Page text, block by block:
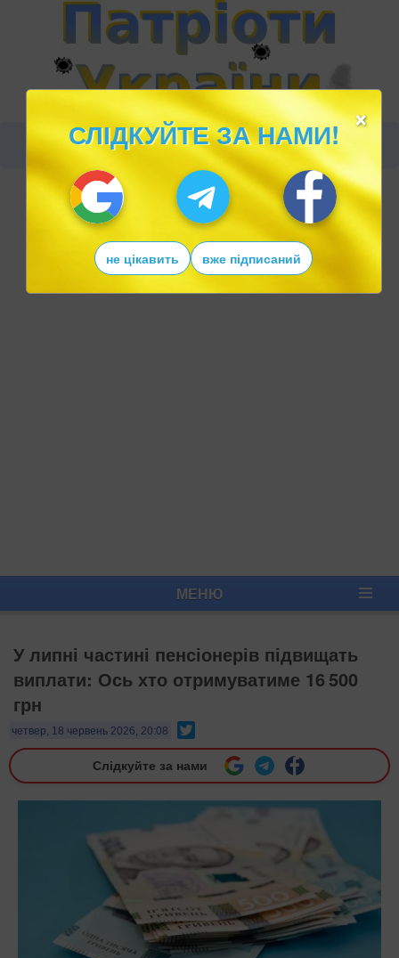
МЕНЮ
У липні частині пенсіонерів підвищать
виплати: Ось хто отримуватиме 16 500
грн
четвер, 18 червень 2026, 20:08
Слідкуйте за нами
×
СЛІДКУЙТЕ ЗА НАМИ!
не цікавить вже підписаний